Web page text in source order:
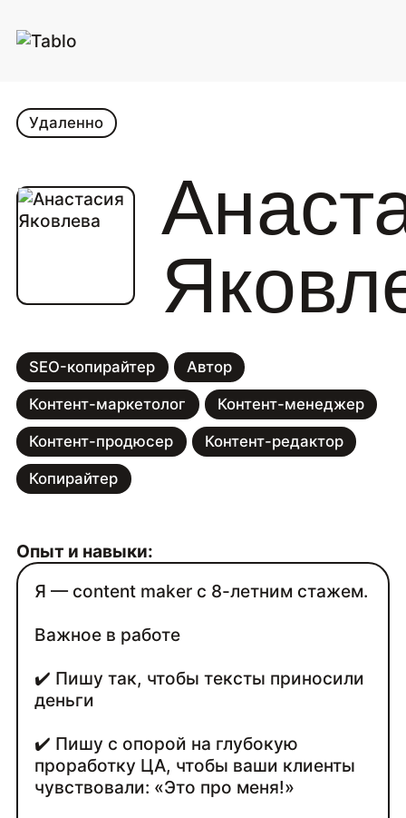
SEO-копирайтер Автор
Контент-маркетолог Контент-менеджер
Контент-продюсер Контент-редактор
Копирайтер
Удаленно
Опыт и навыки:
Я — content maker с 8-летним стажем.
Важное в работе
✔️ Пишу так, чтобы тексты приносили
деньги
✔️ Пишу с опорой на глубокую
проработку ЦА, чтобы ваши клиенты
чувствовали: «Это про меня!»